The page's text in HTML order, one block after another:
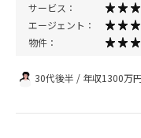
サービス：
エージェント：
物件：
30代後半 / 年収1300万